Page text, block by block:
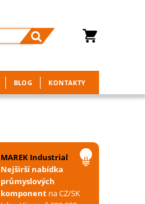
BLOG KONTAKTY
MAREK Industrial
Nejširší nabídka
průmyslových
komponentna CZ/SK